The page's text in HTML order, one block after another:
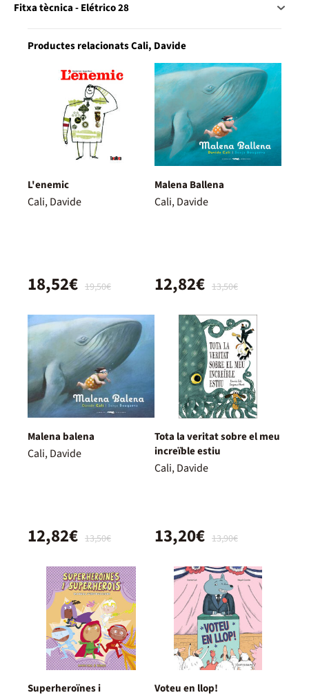
Fitxa tècnica - Elétrico 28
Productes relacionats Cali, Davide
L'enemic
Cali, Davide
19,50€
18,52€
Malena Ballena
Cali, Davide
13,50€
12,82€
Malena balena
Cali, Davide
13,50€
12,82€
Tota la veritat sobre el meu
increïble estiu
Cali, Davide
13,90€
13,20€
Superheroïnes i Voteu en llop!